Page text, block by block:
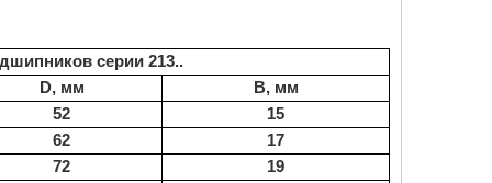
серии 213..
D, мм
B, мм
52
15
62
17
72
19